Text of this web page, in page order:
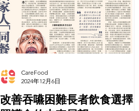
改善吞嚥困難長者飲食選擇：
CareFood
2024年12月6日